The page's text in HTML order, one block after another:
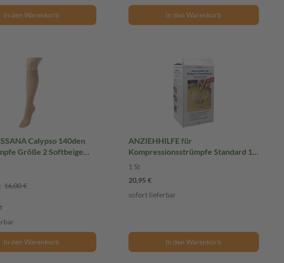
In den Warenkorb In den Warenkorb
Calypso 140den
Größe 2 Softbeige
16,00 €
In den Warenkorb
ANZIEHHILFE für
Kompressionsstrümpfe Standard 1
St
1 St
20,95 €
sofort lieferbar
In den Warenkorb